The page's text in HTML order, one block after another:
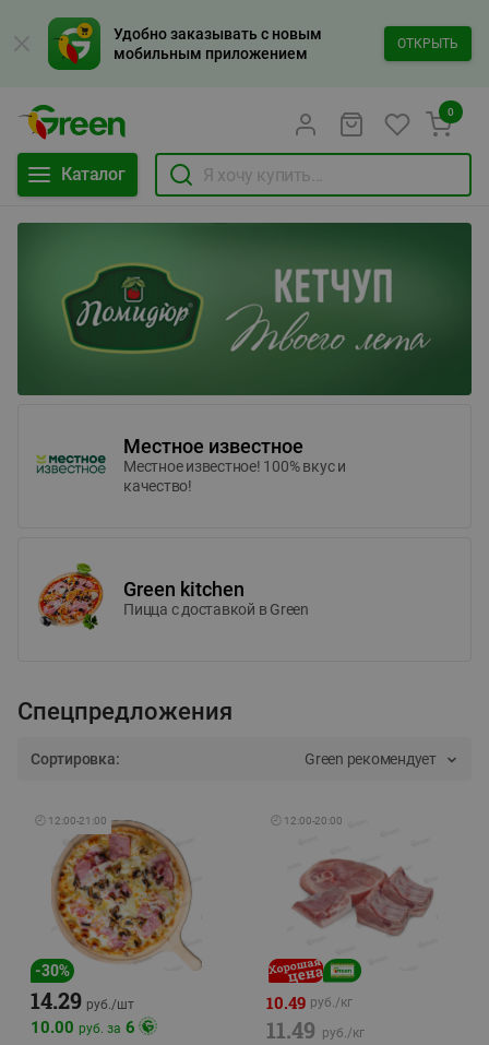
Удобно заказывать с новым
мобильным приложением
ОТКРЫТЬ
Каталог
0
Местное известное
Местное известное! 100% вкус и
качество!
Green kitchen
Пицца c доставкой в Green
Спецпредложения
Сортировка: Green рекомендует
🕘 12:00-21:00
-30%
14.29 руб./шт
10.00 руб. за 6
🕘 12:00-20:00
10.49 руб./кг
11.49 руб./кг